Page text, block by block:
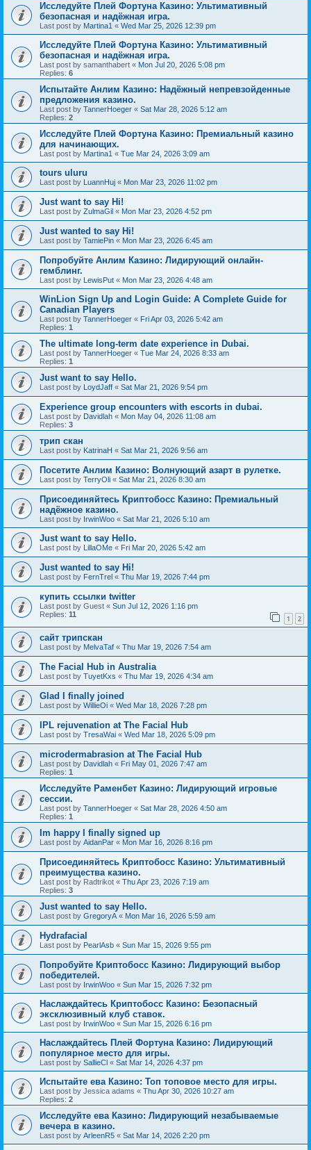
Исследуйте Плей Фортуна Казино: Ультимативный
безопасная и надёжная игра.
Last post by Martina1 « Wed Mar 25, 2026 12:39 pm
Исследуйте Плей Фортуна Казино: Ультимативный
безопасная и надёжная игра.
Last post by samanthabert « Mon Jul 20, 2026 5:08 pm
Replies: 6
Испытайте Анлим Казино: Надёжный непревзойденные
предложения казино.
Last post by TannerHoeger « Sat Mar 28, 2026 5:12 am
Replies: 2
Исследуйте Плей Фортуна Казино: Премиальный казино
для начинающих.
Last post by Martina1 « Tue Mar 24, 2026 3:09 am
tours uluru
Last post by LuannHuj « Mon Mar 23, 2026 11:02 pm
Just want to say Hi!
Last post by ZulmaGil « Mon Mar 23, 2026 4:52 pm
Just wanted to say Hi!
Last post by TamiePin « Mon Mar 23, 2026 6:45 am
Попробуйте Анлим Казино: Лидирующий онлайн-
гемблинг.
Last post by LewisPut « Mon Mar 23, 2026 4:48 am
WinLion Sign Up and Login Guide: A Complete Guide for
Canadian Players
Last post by TannerHoeger « Fri Apr 03, 2026 5:42 am
Replies: 1
The ultimate long-term date experience in Dubai.
Last post by TannerHoeger « Tue Mar 24, 2026 8:33 am
Replies: 1
Just want to say Hello.
Last post by LoydJaff « Sat Mar 21, 2026 9:54 pm
Experience group encounters with escorts in dubai.
Last post by Davidlah « Mon May 04, 2026 11:08 am
Replies: 3
трип скан
Last post by KatrinaH « Sat Mar 21, 2026 9:56 am
Посетите Анлим Казино: Волнующий азарт в рулетке.
Last post by TerryOli « Sat Mar 21, 2026 8:30 am
Присоединяйтесь Криптобосс Казино: Премиальный
надёжное казино.
Last post by IrwinWoo « Sat Mar 21, 2026 5:10 am
Just want to say Hello.
Last post by LillaOMe « Fri Mar 20, 2026 5:42 am
Just wanted to say Hi!
Last post by FernTrel « Thu Mar 19, 2026 7:44 pm
купить ссылки twitter
Last post by Guest « Sun Jul 12, 2026 1:16 pm
Replies: 11 1 2
сайт трипскан
Last post by MelvaTaf « Thu Mar 19, 2026 7:54 am
The Facial Hub in Australia
Last post by TuyetKxs « Thu Mar 19, 2026 4:34 am
Glad I finally joined
Last post by WillieOi « Wed Mar 18, 2026 7:28 pm
IPL rejuvenation at The Facial Hub
Last post by TresaWai « Wed Mar 18, 2026 5:09 pm
microdermabrasion at The Facial Hub
Last post by Davidlah « Fri May 01, 2026 7:47 am
Replies: 1
Исследуйте Раменбет Казино: Лидирующий игровые
сессии.
Last post by TannerHoeger « Sat Mar 28, 2026 4:50 am
Replies: 1
Im happy I finally signed up
Last post by AidanPar « Mon Mar 16, 2026 8:16 pm
Присоединяйтесь Криптобосс Казино: Ультимативный
преимущества казино.
Last post by Radtrikot « Thu Apr 23, 2026 7:19 am
Replies: 3
Just wanted to say Hello.
Last post by GregoryA « Mon Mar 16, 2026 5:59 am
Hydrafacial
Last post by PearlAsb « Sun Mar 15, 2026 9:55 pm
Попробуйте Криптобосс Казино: Лидирующий выбор
победителей.
Last post by IrwinWoo « Sun Mar 15, 2026 7:32 pm
Наслаждайтесь Криптобосс Казино: Безопасный
эксклюзивный клуб ставок.
Last post by IrwinWoo « Sun Mar 15, 2026 6:16 pm
Наслаждайтесь Плей Фортуна Казино: Лидирующий
популярное место для игры.
Last post by SallieCl « Sat Mar 14, 2026 4:37 pm
Испытайте ева Казино: Топ топовое место для игры.
Last post by Jessica adams « Thu Apr 30, 2026 10:27 am
Replies: 2
Исследуйте ева Казино: Лидирующий незабываемые
вечера в казино.
Last post by ArleenR5 « Sat Mar 14, 2026 2:20 pm